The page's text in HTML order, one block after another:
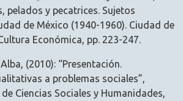
pelados y pecatrices. Sujetos
de México (1940-1960). Ciudad de
Económica, pp. 223-247.
(2010): “Presentación.
a problemas sociales”,
Ciencias Sociales y Humanidades,